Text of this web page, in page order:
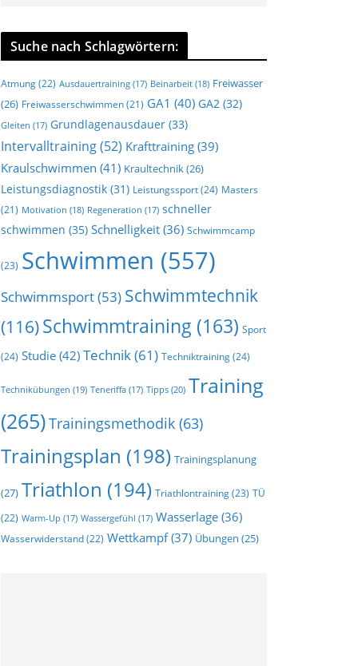
Suche nach Schlagwörtern:
Atmung(22) Ausdauertraining (17) Beinarbeit (18) Freiwasser
(26) Freiwasserschwimmen (21) GA1 (40) GA2 (32)
Gleiten (17) Grundlagenausdauer (33)
Intervalltraining(52) Krafttraining (39)
Kraulschwimmen (41) Kraultechnik(26)
Leistungsdiagnostik (31) Leistungssport(24) Masters
(21) Motivation (18) Regeneration (17) schneller
schwimmen (35) Schnelligkeit (36) Schwimmcamp
(23) Schwimmen (557)
Schwimmsport(53) Schwimmtechnik
(116)Schwimmtraining (163) Sport
(24) Studie (42) Technik(61) Techniktraining(24)
Technikübungen (19) Teneriffa (17) Tipps (20) Training
(265)Trainingsmethodik (63)
Trainingsplan (198) Trainingsplanung
(27) Triathlon (194) Triathlontraining(23) TÜ
(22) Warm-Up (17) Wassergefühl (17) Wasserlage (36)
Wasserwiderstand(22) Wettkampf(37) Übungen (25)